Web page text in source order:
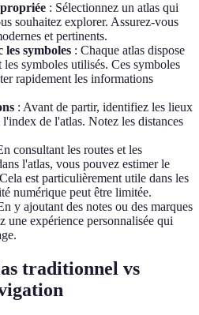
: Sélectionnez un atlas qui
souhaitez explorer. Assurez-vous
et pertinents.
les symboles : Chaque atlas dispose
symboles utilisés. Ces symboles
rapidement les informations
: Avant de partir, identifiez les lieux
de l'atlas. Notez les distances
consultant les routes et les
l'atlas, vous pouvez estimer le
est particulièrement utile dans les
numérique peut être limitée.
y ajoutant des notes ou des marques
une expérience personnalisée qui
traditionnel vs